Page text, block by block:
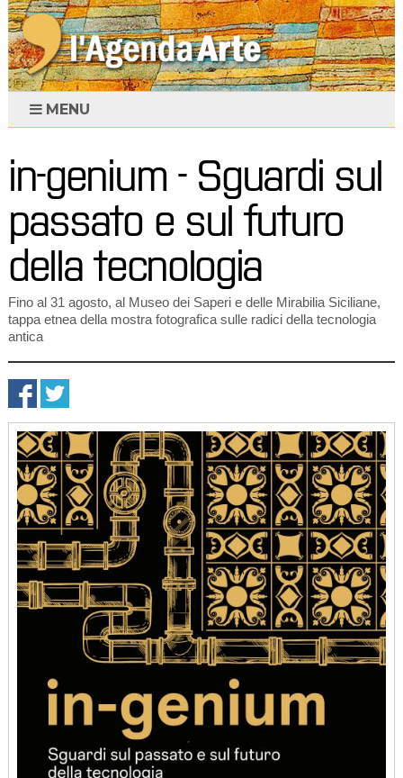
MENU
in-genium - Sguardi sul
passato e sul futuro
della tecnologia
Fino al 31 agosto, al Museo dei Saperi e delle Mirabilia Siciliane,
tappa etnea della mostra fotografica sulle radici della tecnologia
antica